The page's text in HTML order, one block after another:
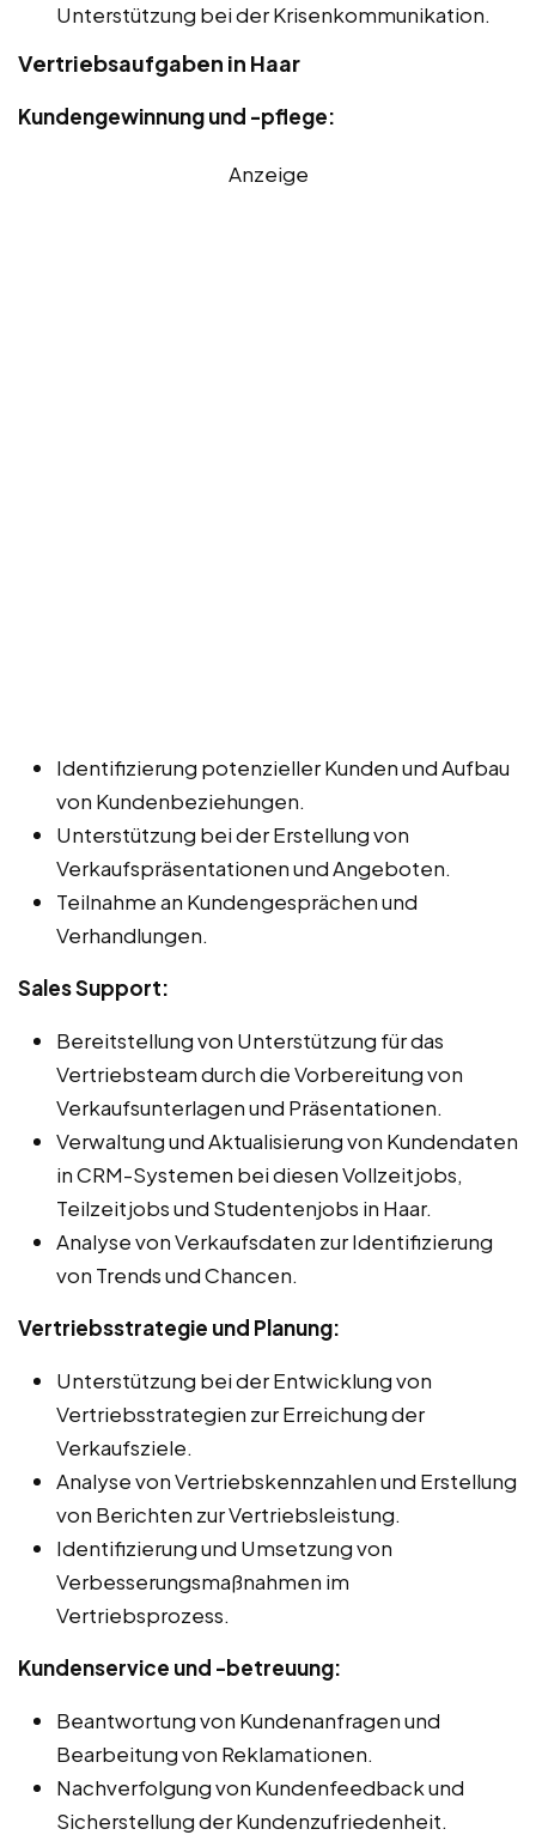
Unterstützung bei der Krisenkommunikation.
Vertriebsaufgaben in Haar
Kundengewinnung und -pflege:
Anzeige
Identifizierung potenzieller Kunden und Aufbau
von Kundenbeziehungen.
Unterstützung bei der Erstellung von
Verkaufspräsentationen und Angeboten.
Teilnahme an Kundengesprächen und
Verhandlungen.
Sales Support:
Bereitstellung von Unterstützung für das
Vertriebsteam durch die Vorbereitung von
Verkaufsunterlagen und Präsentationen.
Verwaltung und Aktualisierung von Kundendaten
in CRM-Systemen bei diesen Vollzeitjobs,
Teilzeitjobs und Studentenjobs in Haar.
Analyse von Verkaufsdaten zur Identifizierung
von Trends und Chancen.
Vertriebsstrategie und Planung:
Unterstützung bei der Entwicklung von
Vertriebsstrategien zur Erreichung der
Verkaufsziele.
Analyse von Vertriebskennzahlen und Erstellung
von Berichten zur Vertriebsleistung.
Identifizierung und Umsetzung von
Verbesserungsmaßnahmen im
Vertriebsprozess.
Kundenservice und -betreuung:
Beantwortung von Kundenanfragen und
Bearbeitung von Reklamationen.
Nachverfolgung von Kundenfeedback und
Sicherstellung der Kundenzufriedenheit.